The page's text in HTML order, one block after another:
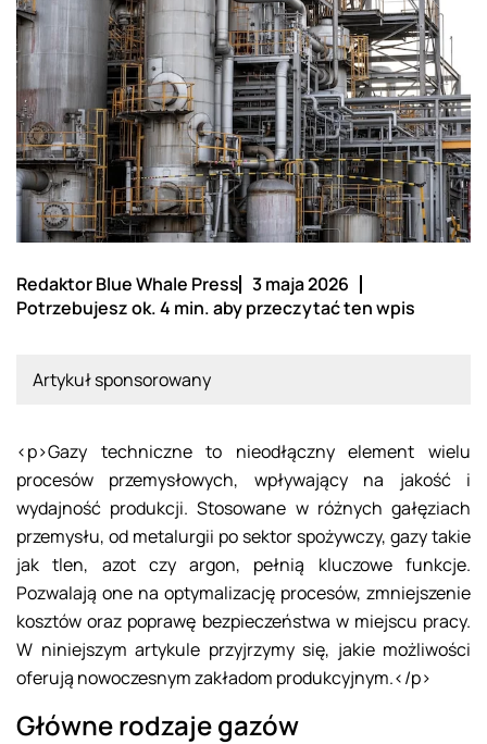
Redaktor Blue Whale Press 3 maja 2026
Potrzebujesz ok. 4 min. aby przeczytać ten wpis
Artykuł sponsorowany
<p>Gazy techniczne to nieodłączny element wielu
procesów przemysłowych, wpływający na jakość i
wydajność produkcji. Stosowane w różnych gałęziach
przemysłu, od metalurgii po sektor spożywczy, gazy takie
jak tlen, azot czy argon, pełnią kluczowe funkcje.
Pozwalają one na optymalizację procesów, zmniejszenie
kosztów oraz poprawę bezpieczeństwa w miejscu pracy.
W niniejszym artykule przyjrzymy się, jakie możliwości
oferują nowoczesnym zakładom produkcyjnym.</p>
Główne rodzaje gazów